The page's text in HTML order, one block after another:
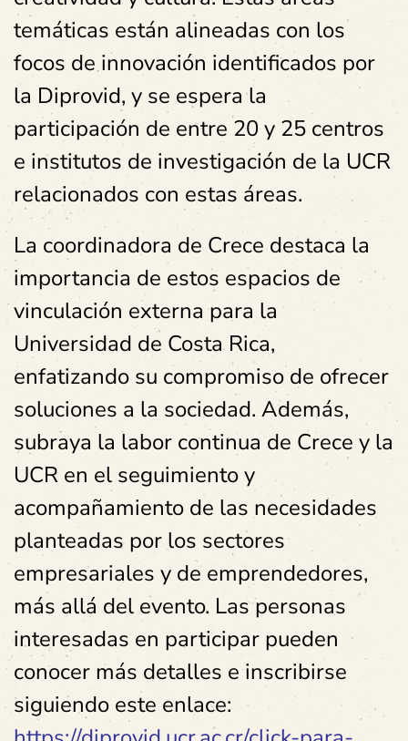
temáticas están alineadas con los
focos de innovación identificados por
la Diprovid, y se espera la
participación de entre 20 y 25 centros
e institutos de investigación de la UCR
relacionados con estas áreas.
La coordinadora de Crece destaca la
importancia de estos espacios de
vinculación externa para la
Universidad de Costa Rica,
enfatizando su compromiso de ofrecer
soluciones a la sociedad. Además,
subraya la labor continua de Crece y la
UCR en el seguimiento y
acompañamiento de las necesidades
planteadas por los sectores
empresariales y de emprendedores,
más allá del evento. Las personas
interesadas en participar pueden
conocer más detalles e inscribirse
siguiendo este enlace: